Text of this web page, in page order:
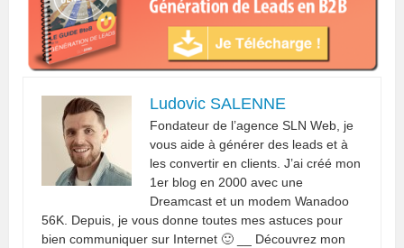
Ludovic SALENNE
Fondateur de l’agence SLN Web, je
vous aide à générer des leads et à
les convertir en clients. J’ai créé mon
1er blog en 2000 avec une
Dreamcast et un modem Wanadoo
56K. Depuis, je vous donne toutes mes astuces pour
bien communiquer sur Internet 🙂 __ Découvrez mon